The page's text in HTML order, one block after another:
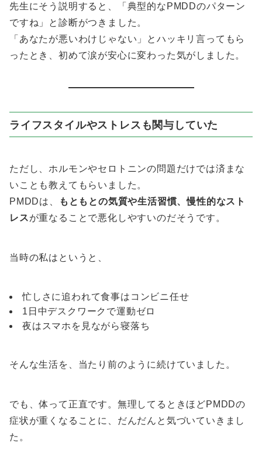
先生にそう説明すると、「典型的なPMDDのパターン
ですね」と診断がつきました。
「あなたが悪いわけじゃない」とハッキリ言ってもら
ったとき、初めて涙が安心に変わった気がしました。
ライフスタイルやストレスも関与していた
ただし、ホルモンやセロトニンの問題だけでは済まな
いことも教えてもらいました。
PMDDは、
もともとの気質や生活習慣、慢性的なスト
レスが重なることで悪化しやすいのだそうです。
当時の私はというと、
忙しさに追われて食事はコンビニ任せ
1日中デスクワークで運動ゼロ
夜はスマホを見ながら寝落ち
そんな生活を、当たり前のように続けていました。
でも、体って正直です。無理してるときほどPMDDの
症状が重くなることに、だんだんと気づいていきまし
た。